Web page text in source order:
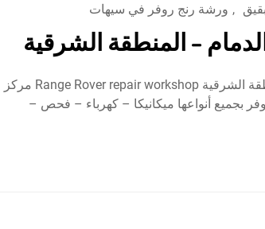
, ورشة رنج روفر في سيهات
– المنطقة الشرقية
أفضل ورشة رنج روفر في الدمام – الخبر – المنطقة الشرقية Range Rover repair workshop مركز
بجميع أنواعها ميكانيكا – كهرباء – فحص –